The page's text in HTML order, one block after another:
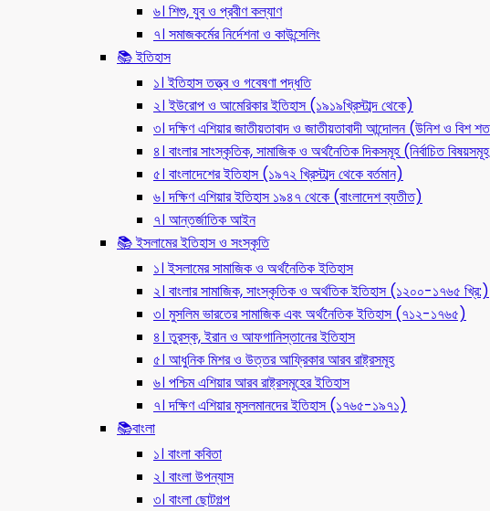
৬। শিশু, যুব ও প্রবীণ কল্যাণ
৭। সমাজকর্মের নির্দেশনা ও কাউন্সেলিং
📚 ইতিহাস
১। ইতিহাস তত্ত্ব ও গবেষণা পদ্ধতি
২। ইউরোপ ও আমেরিকার ইতিহাস (১৯১৯খ্রিস্টাব্দ থেকে)
৩। দক্ষিণ এশিয়ার জাতীয়তাবাদ ও জাতীয়তাবাদী আন্দোলন (উনিশ ও বিশ
৪। বাংলার সাংস্কৃতিক, সামাজিক ও অর্থনৈতিক দিকসমূহ (নির্বাচিত
৫। বাংলাদেশের ইতিহাস (১৯৭২ খ্রিস্টাব্দ থেকে বর্তমান)
৬। দক্ষিণ এশিয়ার ইতিহাস ১৯৪৭ থেকে (বাংলাদেশ ব্যতীত)
৭। আন্তর্জাতিক আইন
📚 ইসলামের ইতিহাস ও সংস্কৃতি
১। ইসলামের সামাজিক ও অর্থনৈতিক ইতিহাস
২। বাংলার সামাজিক, সাংস্কৃতিক ও অর্থতিক ইতিহাস (১২০০-১৭৬৫ খ্রি:)
৩। মুসলিম ভারতের সামাজিক এবং অর্থনৈতিক ইতিহাস (৭১২-১৭৬৫)
৪। তুরস্ক, ইরান ও আফগানিস্তানের ইতিহাস
৫। আধুনিক মিশর ও উত্তর আফ্রিকার আরব রাষ্ট্রসমূহ
৬। পশ্চিম এশিয়ার আরব রাষ্ট্রসমূহের ইতিহাস
৭। দক্ষিণ এশিয়ার মুসলমানদের ইতিহাস (১৭৬৫-১৯৭১)
📚বাংলা
১। বাংলা কবিতা
২। বাংলা উপন্যাস
৩। বাংলা ছোটগল্প